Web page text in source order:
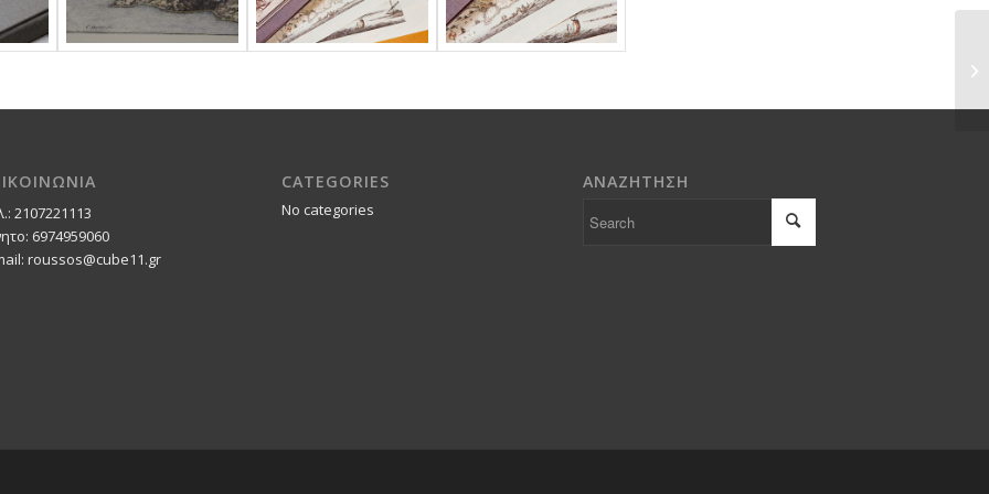
2107221113
6974959060
roussos@cube11.gr
CATEGORIES
No categories
ΑΝΑΖΗΤΗΣΗ